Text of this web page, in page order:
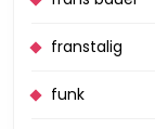
franstalig
funk